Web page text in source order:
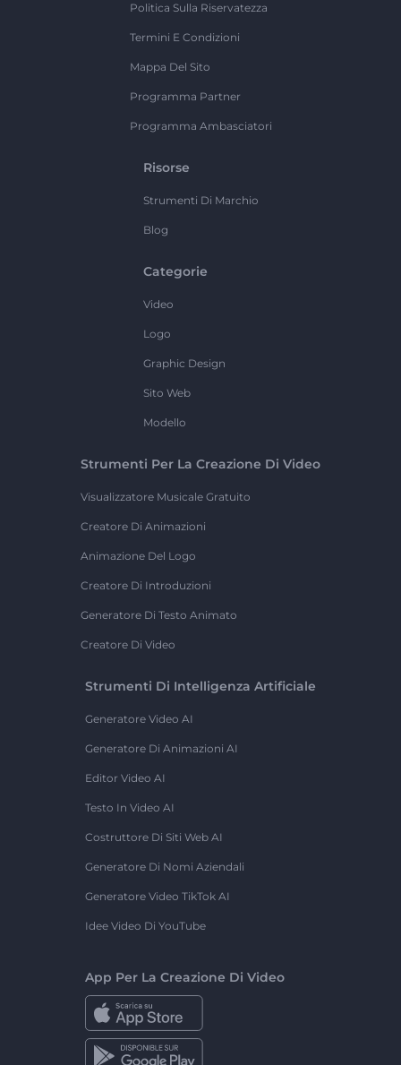
Politica Sulla Riservatezza
Termini E Condizioni
Mappa Del Sito
Programma Partner
Programma Ambasciatori
Risorse
Strumenti Di Marchio
Blog
Categorie
Video
Logo
Graphic Design
Sito Web
Modello
Strumenti Per La Creazione Di Video
Visualizzatore Musicale Gratuito
Creatore Di Animazioni
Animazione Del Logo
Creatore Di Introduzioni
Generatore Di Testo Animato
Creatore Di Video
Strumenti Di Intelligenza Artificiale
Generatore Video AI
Generatore Di Animazioni AI
Editor Video AI
Testo In Video AI
Costruttore Di Siti Web AI
Generatore Di Nomi Aziendali
Generatore Video TikTok AI
Idee Video Di YouTube
App Per La Creazione Di Video